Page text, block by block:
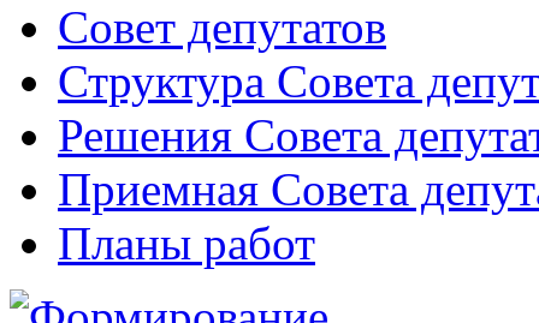
Совет депутатов
Структура Совета
Решения Совета
Приемная Совета
Планы работ